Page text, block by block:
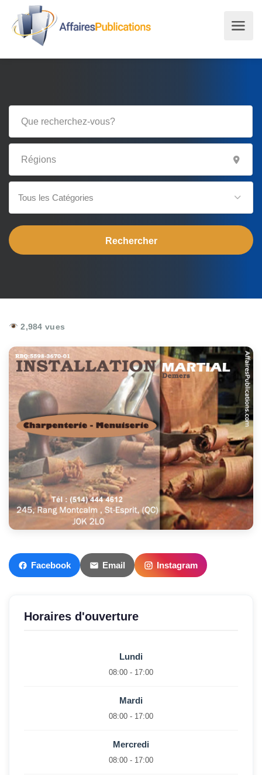
Tous les Catégories
2,984 vues
Facebook Email Instagram
Horaires d'ouverture
Lundi
08:00 - 17:00
Mardi
08:00 - 17:00
Mercredi
08:00 - 17:00